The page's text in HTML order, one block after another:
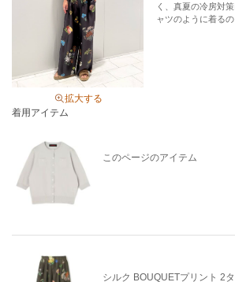
拡大する
く、真夏の冷房対
ャツのように着るの
着用アイテム
このページのアイテム
シルク BOUQUETプリント 2